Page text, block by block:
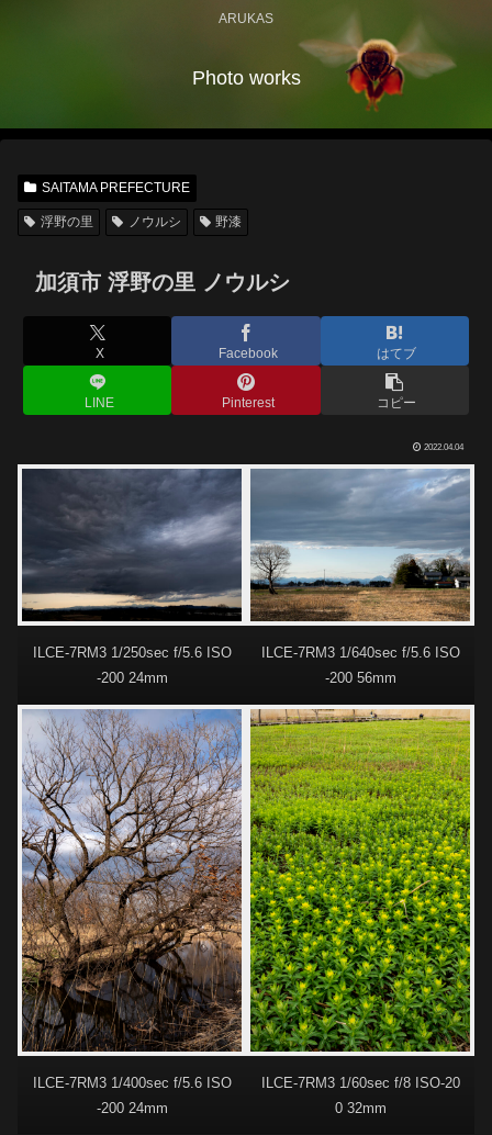
ARUKAS
Photo works
SAITAMA PREFECTURE
浮野の里 ノウルシ 野漆
加須市 浮野の里 ノウルシ
X Facebook はてブ
LINE Pinterest コピー
2022.04.04
ILCE-7RM3 1/250sec f/5.6 ISO
-200 24mm
ILCE-7RM3 1/640sec f/5.6 ISO
-200 56mm
ILCE-7RM3 1/400sec f/5.6 ISO
-200 24mm
ILCE-7RM3 1/60sec f/8 ISO-20
0 32mm